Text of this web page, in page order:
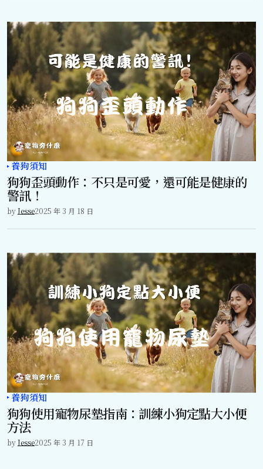
養狗須知
狗狗歪頭動作：不只是可愛，還可能是健康的
警訊！
byJesse2025 年 3 月 18 日
養狗須知
狗狗使用寵物尿墊指南：訓練小狗定點大小便
方法
byJesse2025 年 3 月 17 日